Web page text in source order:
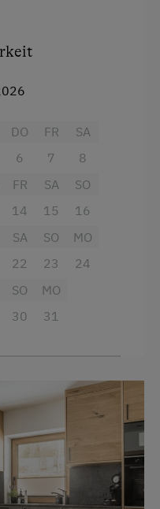
du bei uns genau
und in der
in der Wohnung
DO
6
FR
7
SA
8
FR
14
SA
15
SO
16
SA
22
SO
23
MO
24
SO
30
MO
31